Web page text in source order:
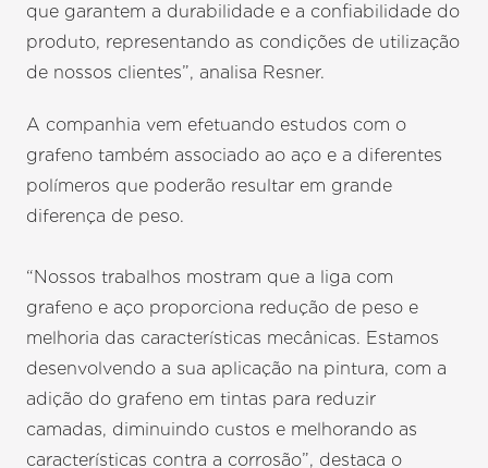
que garantem a durabilidade e a confiabilidade do
produto, representando as condições de utilização
de nossos clientes”, analisa Resner.
A companhia vem efetuando estudos com o
grafeno também associado ao aço e a diferentes
polímeros que poderão resultar em grande
diferença de peso.
“Nossos trabalhos mostram que a liga com
grafeno e aço proporciona redução de peso e
melhoria das características mecânicas. Estamos
desenvolvendo a sua aplicação na pintura, com a
adição do grafeno em tintas para reduzir
camadas, diminuindo custos e melhorando as
características contra a corrosão”, destaca o